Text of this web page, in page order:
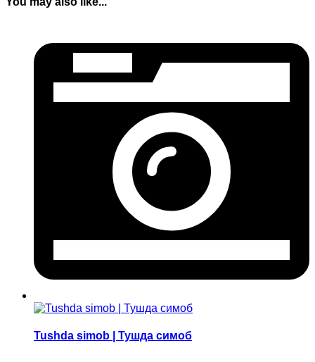
Tushda simob | Тушда симоб